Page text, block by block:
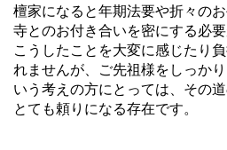
檀家になると年期法要や折々の
寺とのお付き合いを密にする必要
こうしたことを大変に感じたり
れませんが、ご先祖様をしっか
いう考えの方にとっては、その
とても頼りになる存在です。